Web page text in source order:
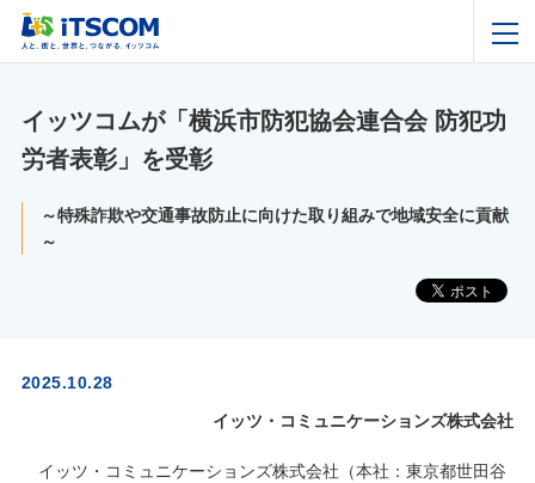
イッツコムが「横浜市防犯協会連合会 防犯功
労者表彰」を受彰
～特殊詐欺や交通事故防止に向けた取り組みで地域安全に貢献
～
2025.10.28
イッツ・コミュニケーションズ株式会社
イッツ・コミュニケーションズ株式会社（本社：東京都世田谷